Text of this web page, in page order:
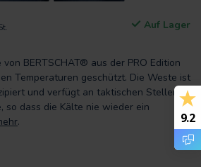
Auf Lager
BERTSCHAT® aus der PRO Edition
Temperaturen geschützt. Die Weste ist
und verfügt an taktischen Stellen
so dass die Kälte nie wieder ein
. 9.2